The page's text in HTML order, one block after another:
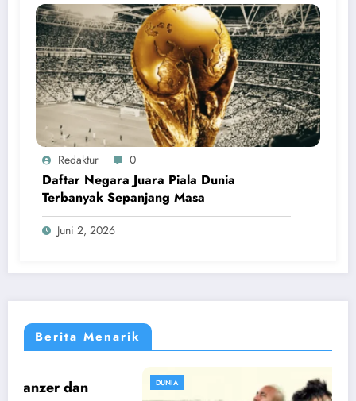
Redaktur 0
Daftar Negara Juara Piala Dunia
Terbanyak Sepanjang Masa
Juni 2, 2026
Berita Menarik